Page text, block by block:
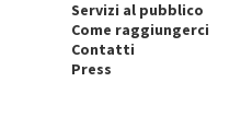
Servizi al pubblico
Come raggiungerci
Contatti
Press